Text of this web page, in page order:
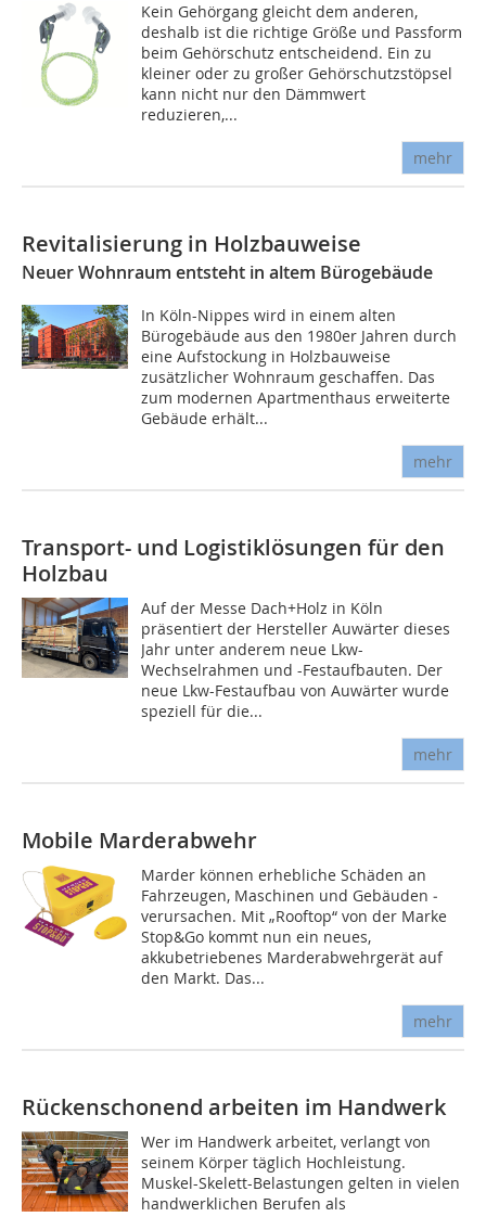
Kein Gehörgang gleicht dem anderen,
deshalb ist die richtige Größe und Passform
beim Gehörschutz entscheidend. Ein zu
kleiner oder zu großer Gehörschutzstöpsel
kann nicht nur den Dämmwert
reduzieren,...
mehr
Revitalisierung in Holzbauweise
Neuer Wohnraum entsteht in altem Bürogebäude
In Köln-Nippes wird in einem alten
Bürogebäude aus den 1980er Jahren durch
eine Aufstockung in Holzbauweise
zusätzlicher Wohnraum geschaffen. Das
zum modernen Apartmenthaus erweiterte
Gebäude erhält...
mehr
Transport- und Logistiklösungen für den
Holzbau
Auf der Messe Dach+Holz in Köln
präsentiert der Hersteller Auwärter dieses
Jahr unter anderem neue Lkw-
Wechselrahmen und -Festaufbauten. Der
neue Lkw-Festaufbau von Auwärter wurde
speziell für die...
mehr
Mobile Marderabwehr
Marder können erhebliche Schäden an
Fahrzeugen, Maschinen und Gebäuden ­
verursachen. Mit „Rooftop“ von der Marke
Stop&Go kommt nun ein neues,
akkubetriebenes Marder­abwehrgerät auf
den Markt. Das...
mehr
Rückenschonend arbeiten im Handwerk
Wer im Handwerk arbeitet, verlangt von
seinem Körper täglich Hochleistung.
Muskel-Skelett-Belastungen gelten in vielen
handwerklichen Berufen als